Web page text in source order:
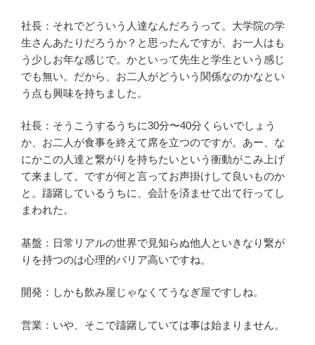
社長：それでどういう人達なんだろうって。大学院の学
生さんあたりだろうか？と思ったんですが、お一人はも
う少しお年な感じで。かといって先生と学生という感じ
でも無い。だから、お二人がどういう関係なのかなとい
う点も興味を持ちました。
社長：そうこうするうちに30分〜40分くらいでしょう
か、お二人が食事を終えて席を立つのですが。あー、な
にかこの人達と繋がりを持ちたいという衝動がこみ上げ
て来まして。ですが何と言ってお声掛けして良いものか
と。躊躇しているうちに、会計を済ませて出て行ってし
まわれた。
基盤：日常リアルの世界で見知らぬ他人といきなり繋が
りを持つのは心理的バリア高いですね。
開発：しかも飲み屋じゃなくてうなぎ屋ですしね。
営業：いや、そこで躊躇していては事は始まりません。